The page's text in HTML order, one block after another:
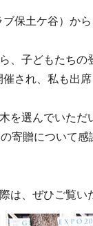
保土ケ谷）か
子どもたちの
され、私も出席
選んでいただ
贈について感
、ぜひご覧い